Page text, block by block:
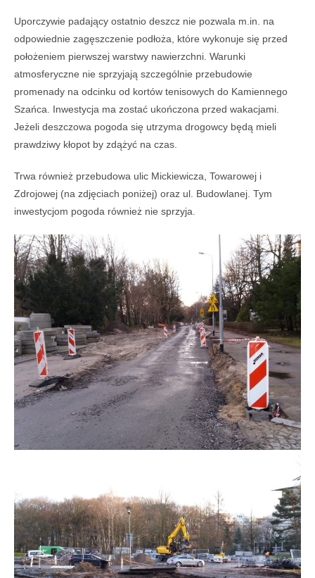
Uporczywie padający ostatnio deszcz nie pozwala m.in. na
odpowiednie zagęszczenie podłoża, które wykonuje się przed
położeniem pierwszej warstwy nawierzchni. Warunki
atmosferyczne nie sprzyjają szczególnie przebudowie
promenady na odcinku od kortów tenisowych do Kamiennego
Szańca. Inwestycja ma zostać ukończona przed wakacjami.
Jeżeli deszczowa pogoda się utrzyma drogowcy będą mieli
prawdziwy kłopot by zdążyć na czas.
Trwa również przebudowa ulic Mickiewicza, Towarowej i
Zdrojowej (na zdjęciach poniżej) oraz ul. Budowlanej. Tym
inwestycjom pogoda również nie sprzyja.